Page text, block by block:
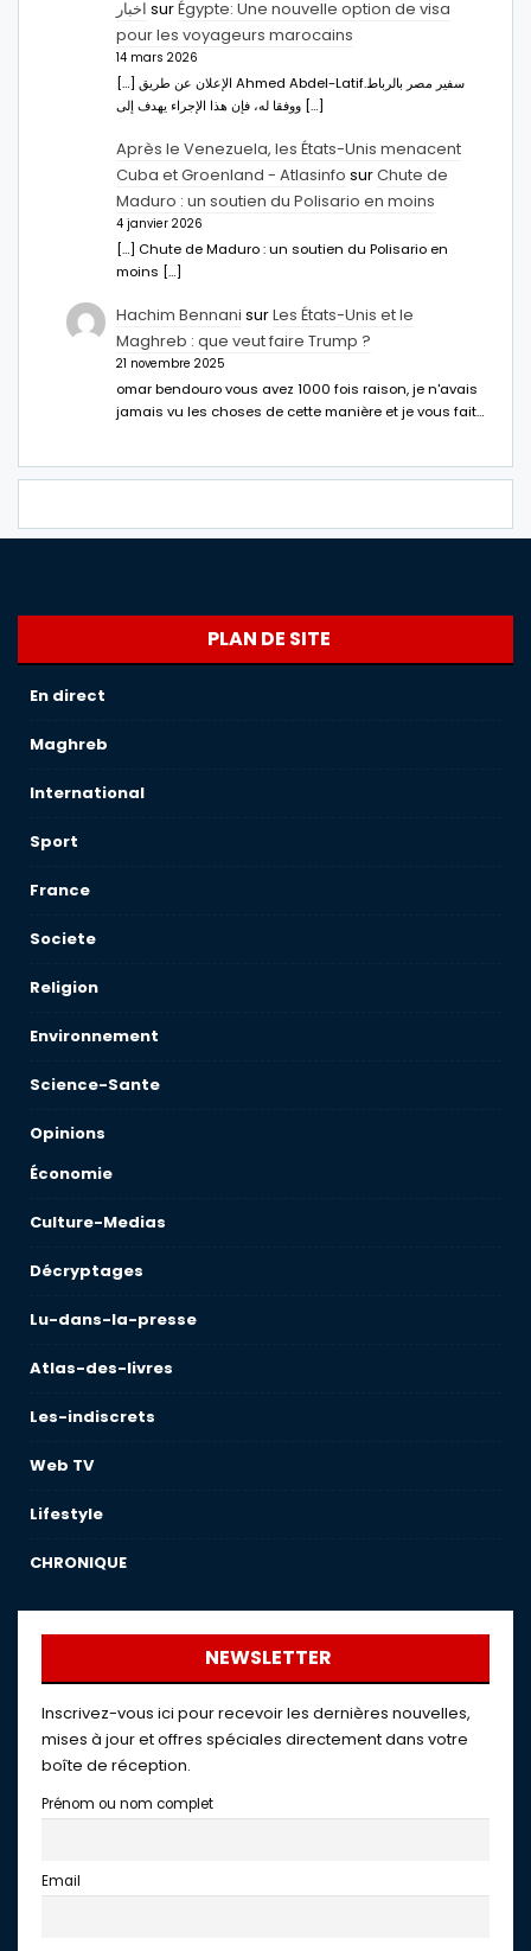
اخبار surÉgypte: Une nouvelle option de visa
pour les voyageurs marocains
14 mars 2026
[…] الإعلان عن طريق Ahmed Abdel-Latifسفير مصر بالرباط.
ووفقا له، فإن هذا الإجراء يهدف إلى […]
Après le Venezuela, les États-Unis menacent
Cuba et Groenland - Atlasinfo surChute de
Maduro : un soutien du Polisario en moins
4 janvier 2026
[…] Chute de Maduro : un soutien du Polisario en
moins […]
Hachim Bennani surLes États-Unis et le
Maghreb : que veut faire Trump ?
21 novembre 2025
omar bendouro vous avez 1000 fois raison, je n'avais
jamais vu les choses de cette manière et je vous fait…
PLAN DE SITE
En direct
Maghreb
International
Sport
France
Societe
Religion
Environnement
Science-Sante
Opinions
Économie
Culture-Medias
Décryptages
Lu-dans-la-presse
Atlas-des-livres
Les-indiscrets
Web TV
Lifestyle
CHRONIQUE
NEWSLETTER
Inscrivez-vous ici pour recevoir les dernières nouvelles,
mises à jour et offres spéciales directement dans votre
boîte de réception.
Prénom ou nom complet
Email